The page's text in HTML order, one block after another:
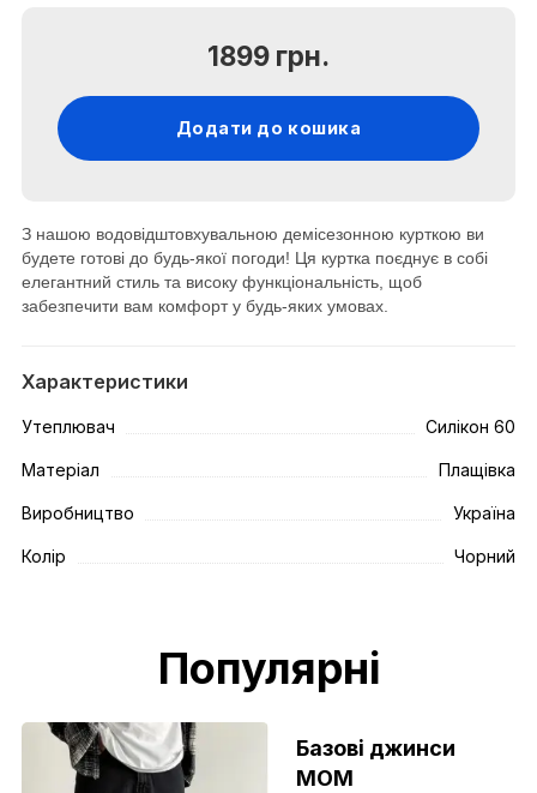
1899 грн.
Додати до кошика
З нашою водовідштовхувальною демісезонною курткою ви
будете готові до будь-якої погоди! Ця куртка поєднує в собі
елегантний стиль та високу функціональність, щоб
забезпечити вам комфорт у будь-яких умовах.
Характеристики
Утеплювач Силікон 60
Матеріал Плащівка
Виробництво Україна
Колір Чорний
Популярні
Базові джинси
МОМ